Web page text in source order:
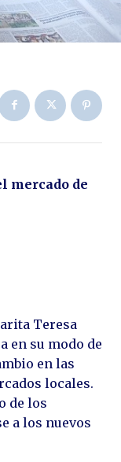
mercado de
Teresa
en su modo de
en las
locales.
de los
a los nuevos